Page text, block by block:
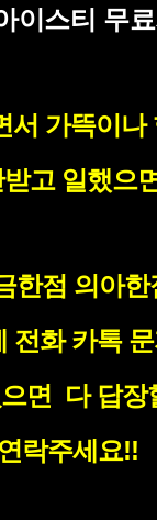
이스티 무
서 가뜩이나
고 일했으
한점 의아한
전화 카톡
면 다 답장
연락주세요!!